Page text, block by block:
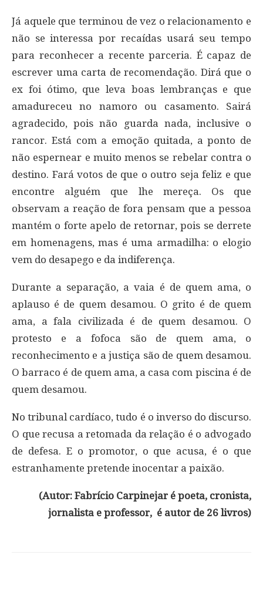
Já aquele que terminou de vez o relacionamento e
não se interessa por recaídas usará seu tempo
para reconhecer a recente parceria. É capaz de
escrever uma carta de recomendação. Dirá que o
ex foi ótimo, que leva boas lembranças e que
amadureceu no namoro ou casamento. Sairá
agradecido, pois não guarda nada, inclusive o
rancor. Está com a emoção quitada, a ponto de
não espernear e muito menos se rebelar contra o
destino. Fará votos de que o outro seja feliz e que
encontre alguém que lhe mereça. Os que
observam a reação de fora pensam que a pessoa
mantém o forte apelo de retornar, pois se derrete
em homenagens, mas é uma armadilha: o elogio
vem do desapego e da indiferença.
Durante a separação, a vaia é de quem ama, o
aplauso é de quem desamou. O grito é de quem
ama, a fala civilizada é de quem desamou. O
protesto e a fofoca são de quem ama, o
reconhecimento e a justiça são de quem desamou.
O barraco é de quem ama, a casa com piscina é de
quem desamou.
No tribunal cardíaco, tudo é o inverso do discurso.
O que recusa a retomada da relação é o advogado
de defesa. E o promotor, o que acusa, é o que
estranhamente pretende inocentar a paixão.
(Autor: Fabrício Carpinejar é poeta, cronista,
jornalista e professor, é autor de 26 livros)